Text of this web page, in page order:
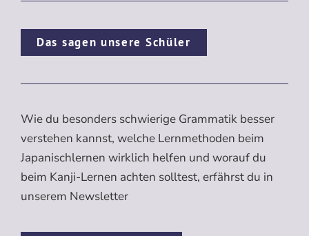
Das sagen unsere Schüler
Wie du besonders schwierige Grammatik besser
verstehen kannst, welche Lernmethoden beim
Japanischlernen wirklich helfen und worauf du
beim Kanji-Lernen achten solltest, erfährst du in
unserem Newsletter